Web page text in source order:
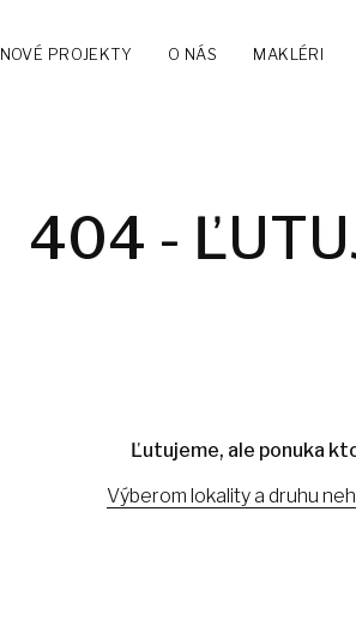
NOVÉ PROJEKTY O NÁS MAKLÉRI
404 -
Ľutujeme, ale ponuka
Výberom lokality a druhu